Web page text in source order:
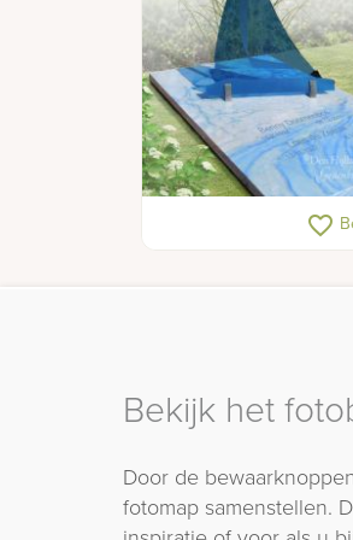
Glazen zeilboot alsfavorite_border
Bekijk het
Door de
fotomap samenstellen.